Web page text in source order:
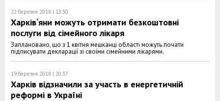
22 березня 2018 | 13:30
Харків‘яни можуть отримати безкоштовні
послуги від сімейного лікаря
Заплановано, що з 1 квітня мешканці області можуть почати
підписувати декларації зі своїми сімейними лікарями.
19 березня 2018 | 20:37
Харків відзначили за участь в енергетичній
реформі в Україні